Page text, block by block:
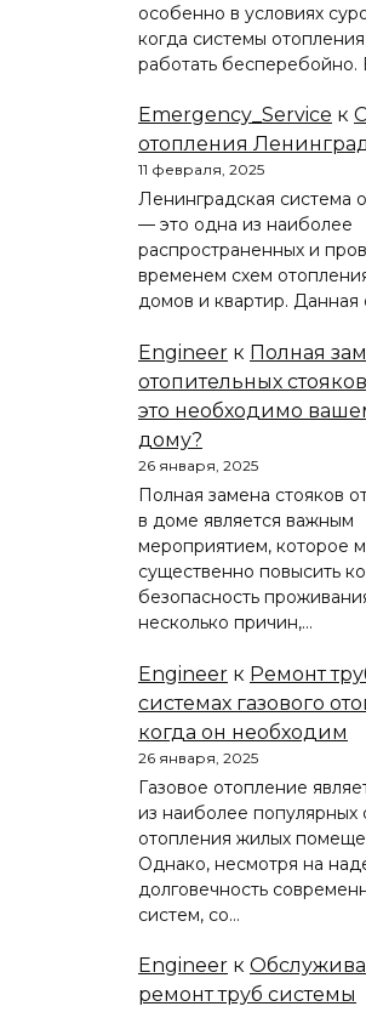
особенно в условиях
когда системы
работать бесперебойно.
Emergency_Service к
отопления
11 февраля, 2025
Ленинградская система
— это одна из наиболее
распространенных и
временем схем
домов и квартир. Данная
Engineer к Полная
отопительных
это необходимо
дому?
26 января, 2025
Полная замена стояков
в доме является важным
мероприятием, которое
существенно повысить
безопасность
несколько причин,…
Engineer к Ремонт
системах газового
когда он необходим
26 января, 2025
Газовое отопление
из наиболее популярных
отопления жилых
Однако, несмотря на
долговечность
систем, со…
Engineer к
ремонт труб системы